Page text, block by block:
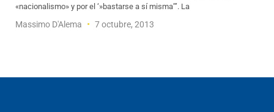
«nacionalismo» y por el ‘»bastarse a sí misma’”. La
Massimo D'Alema 7 octubre, 2013